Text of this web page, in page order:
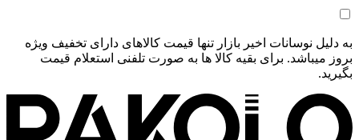
به دلیل نوسانات اخیر بازار تنها قیمت کالاهای دارای تخفیف ویژه
بروز میباشد. برای بقیه کالا ها به صورت تلفنی استعلام قیمت
بگیرید.